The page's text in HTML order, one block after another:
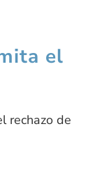
el
rechazo de